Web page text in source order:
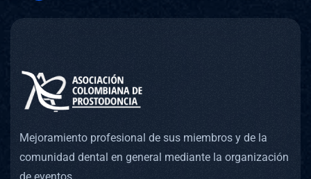
Mejoramiento profesional de sus miembros y de la
comunidad dental en general mediante la organización